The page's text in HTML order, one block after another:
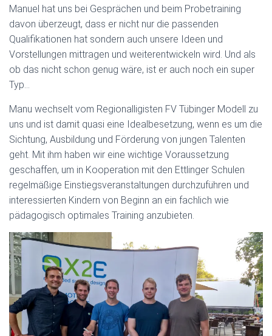
Manuel hat uns bei Gesprächen und beim Probetraining
davon überzeugt, dass er nicht nur die passenden
Qualifikationen hat sondern auch unsere Ideen und
Vorstellungen mittragen und weiterentwickeln wird. Und als
ob das nicht schon genug wäre, ist er auch noch ein super
Typ…
Manu wechselt vom Regionalligisten FV Tübinger Modell zu
uns und ist damit quasi eine Idealbesetzung, wenn es um die
Sichtung, Ausbildung und Förderung von jungen Talenten
geht. Mit ihm haben wir eine wichtige Voraussetzung
geschaffen, um in Kooperation mit den Ettlinger Schulen
regelmäßige Einstiegsveranstaltungen durchzuführen und
interessierten Kindern von Beginn an ein fachlich wie
pädagogisch optimales Training anzubieten.